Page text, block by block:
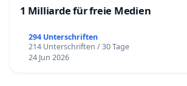
1 Milliarde für freie Medien
294 Unterschriften
214 Unterschriften / 30 Tage
24 Jun 2026